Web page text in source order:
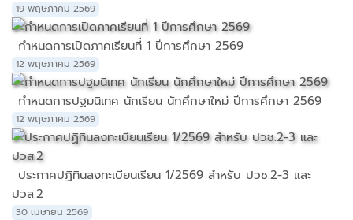
19 พฤษภาคม 2569
กำหนดการเปิดภาคเรียนที่ 1 ปีการศึกษา 2569
12 พฤษภาคม 2569
กำหนดการปฐมนิเทศ นักเรียน นักศึกษาใหม่ ปีการศึกษา 2569
12 พฤษภาคม 2569
ประกาศปฏิทินลงทะเบียนเรียน 1/2569 สำหรับ ปวช.2-3 และ
ปวส.2
30 เมษายน 2569